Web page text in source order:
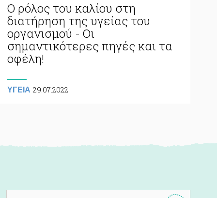
Ο ρόλος του καλίου στη
διατήρηση της υγείας του
οργανισμού - Οι
σημαντικότερες πηγές και τα
οφέλη!
ΥΓΕΙΑ 29.07.2022